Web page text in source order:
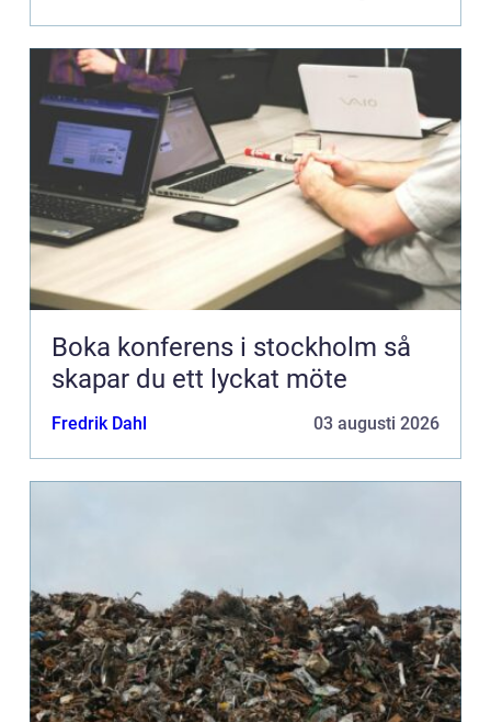
Boka konferens i stockholm så
skapar du ett lyckat möte
Fredrik Dahl 03 augusti 2026